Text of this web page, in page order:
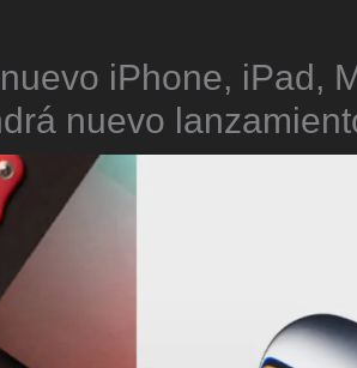
iPhone, iPad,
nuevo